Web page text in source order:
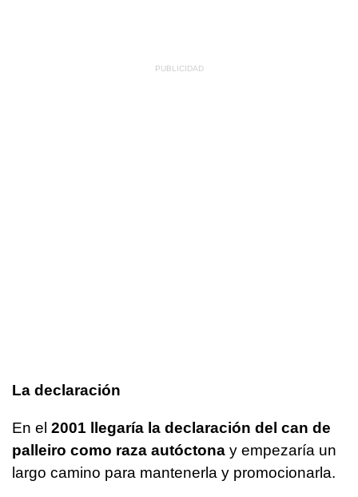
La declaración
En el 2001 llegaría la declaración del can de
palleiro como raza autóctona y empezaría un
largo camino para mantenerla y promocionarla.